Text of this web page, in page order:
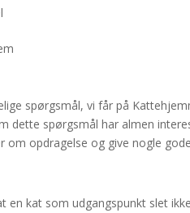
spørgsmål, vi får på
dette spørgsmål har almen
om opdragelse og give nogle
en kat som udgangspunkt slet